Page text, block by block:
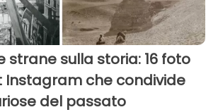
strane sulla storia: 16 foto
Instagram che condivide
del passato